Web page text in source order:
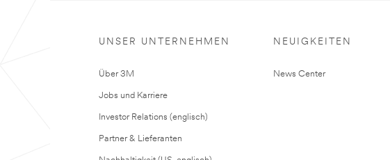
UNSER UNTERNEHMEN
Über 3M
Jobs und Karriere
Investor Relations (englisch)
Partner & Lieferanten
NEUIGKEITEN
News Center